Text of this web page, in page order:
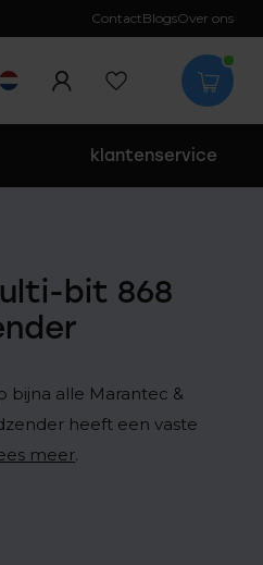
ContactBlogsOver ons
klantenservice
bit 868
bijna alle Marantec &
heeft een vaste
meer.